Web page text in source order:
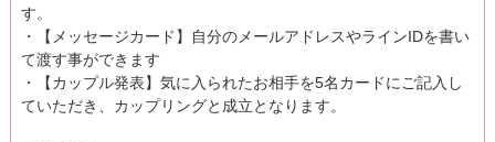
す。
・【メッセージカード】自分のメールアドレスやラインIDを書い
て渡す事ができます
・【カップル発表】気に入られたお相手を5名カードにご記入し
ていただき、カップリングと成立となります。